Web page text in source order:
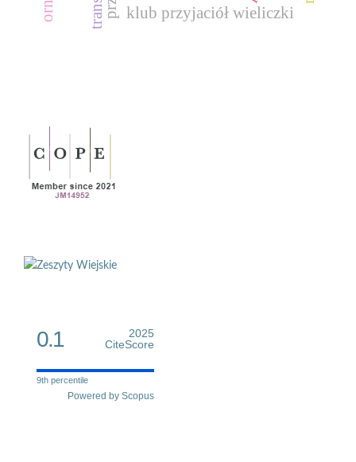
klub przyjaciół wieliczki
0.1
2025
CiteScore
9th percentile
Powered by Scopus